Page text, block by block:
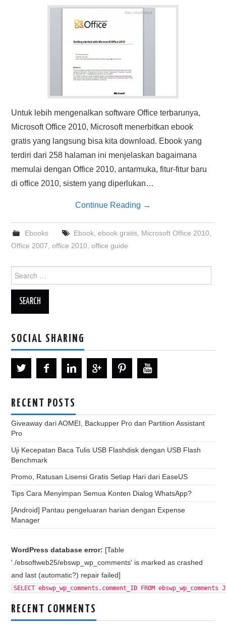
HASIL PENCARIAN
Untuk lebih mengenalkan software Office terbarunya,
Microsoft Office 2010, Microsoft menerbitkan ebook
gratis yang langsung bisa kita download. Ebook yang
terdiri dari 258 halaman ini menjelaskan bagaimana
memulai dengan Office 2010, antarmuka, fitur-fitur baru
di office 2010, sistem yang diperlukan…
Continue Reading →
Ebooks Ebook, ebook gratis, Microsoft Office 2010
Office 2007 ,office 2010 ,office guide
for:
SOCIAL SHARING
RECENT POSTS
Giveaway dari AOMEI, Backupper Pro dan Partition Assistant
Pro
Uji Kecepatan Baca Tulis USB Flashdisk dengan USB Flash
Benchmark
Promo, Ratusan Lisensi Gratis Setiap Hari dari EaseUS
Tips Cara Menyimpan Semua Konten Dialog WhatsApp?
[Android] Pantau pengeluaran harian dengan Expense
Manager
WordPress database error: [Table
'./ebsoftweb25/ebswp_wp_comments' is marked as crashed
and last (automatic?) repair failed]
SELECT ebswp_wp_comments.comment_ID FROM
RECENT COMMENTS